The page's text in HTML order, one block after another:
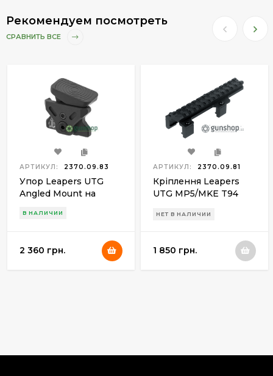
Рекомендуем посмотреть
СРАВНИТЬ ВСЕ
АРТИКУЛ: 2370.09.83
Упор Leapers UTG
Angled Mount на
В НАЛИЧИИ
2 360 грн.
АРТИКУЛ: 2370.09.81
Кріплення Leapers
UTG MP5/MKE T94
13,7 cм
НЕТ В НАЛИЧИИ
1 850 грн.